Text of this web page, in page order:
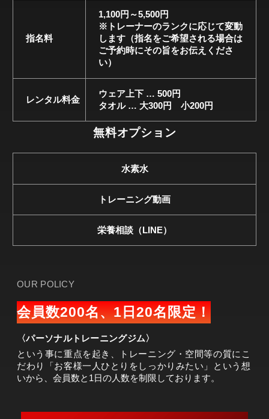
指名料
1,100円～5,500円
※トレーナーのランクに応じて変動
します（指名をご希望される場合は
ご予約時にその旨をお伝えくださ
い）
レンタル料金
ウェア上下 … 500円
タオル … 大300円 小200円
無料オプション
水素水
トレーニング動画
栄養相談（LINE）
OUR POLICY
会員数200名、1日20名限定！
〈パーソナルトレーニングジム〉
という事に重点を起き、トレーニング・空間等の質にこ
だわり「お客様一人ひとりをしっかりみたい」という想
いから、会員数と1日の人数を制限しております。